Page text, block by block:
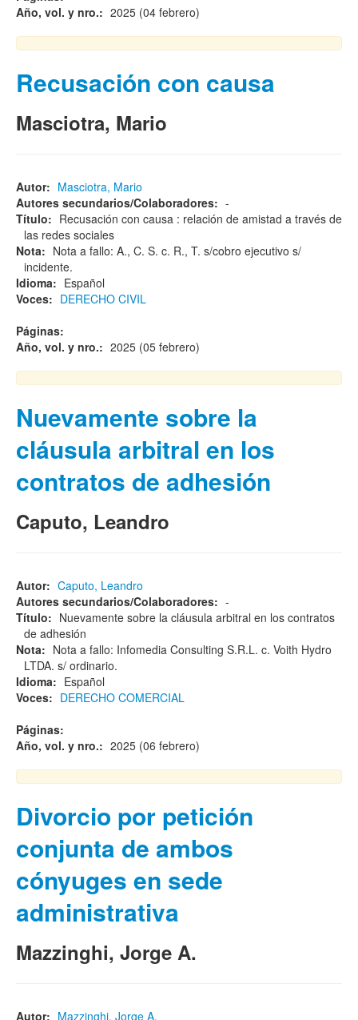
Año, vol. y nro.: 2025 (04 febrero)
Recusación con causa
Masciotra, Mario
Autor: Masciotra, Mario
Autores secundarios/Colaboradores: -
Título: Recusación con causa : relación de amistad a través de
las redes sociales
Nota: Nota a fallo: A., C. S. c. R., T. s/cobro ejecutivo s/
incidente.
Idioma: Español
Voces: DERECHO CIVIL
Páginas:
Año, vol. y nro.: 2025 (05 febrero)
Nuevamente sobre la
cláusula arbitral en los
contratos de adhesión
Caputo, Leandro
Autor: Caputo, Leandro
Autores secundarios/Colaboradores: -
Título: Nuevamente sobre la cláusula arbitral en los contratos
de adhesión
Nota: Nota a fallo: Infomedia Consulting S.R.L. c. Voith Hydro
LTDA. s/ ordinario.
Idioma: Español
Voces: DERECHO COMERCIAL
Páginas:
Año, vol. y nro.: 2025 (06 febrero)
Divorcio por petición
conjunta de ambos
cónyuges en sede
administrativa
Mazzinghi, Jorge A.
Autor: Mazzinghi, Jorge A.